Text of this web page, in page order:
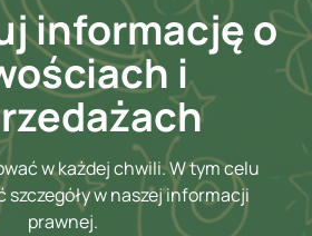
informację o
i
w każdej chwili. W tym celu
szczegóły w naszej informacji
prawnej.